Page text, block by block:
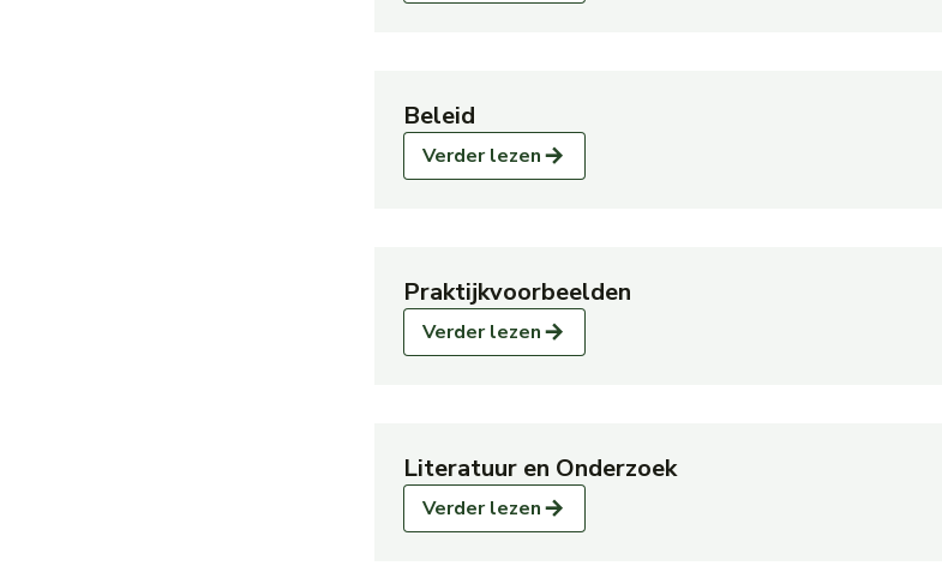
Beleid
Verder lezenover Beleid
Praktijkvoorbeelden
Verder lezenover Praktijkvoorbeelden
Literatuur en Onderzoek
Verder lezenover Literatuur en Onderzoek